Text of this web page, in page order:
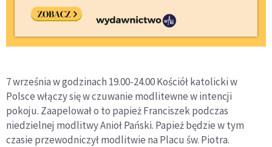
7 września w godzinach 19.00-24.00 Kościół katolicki w
Polsce włączy się w czuwanie modlitewne w intencji
pokoju. Zaapelował o to papież Franciszek podczas
niedzielnej modlitwy Anioł Pański. Papież będzie w tym
czasie przewodniczył modlitwie na Placu św. Piotra.